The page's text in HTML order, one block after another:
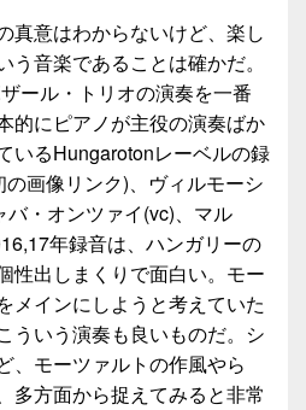
真意はわからないけど、楽し
う音楽であることは確かだ。
ール・トリオの演奏を一番
的にピアノが主役の演奏ばか
いるHungarotonレーベルの録
画像リンク)、ヴィルモーシ
バ・オンツァイ(vc)、マル
年録音は、ハンガリーの
性出しまくりで面白い。モー
メインにしようと考えていた
ういう演奏も良いものだ。シ
、モーツァルトの作風やら
多方面から捉えてみると非常